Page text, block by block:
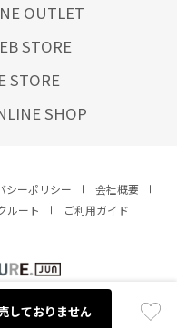
OUTLET
STORE
STORE
SHOP
シーポリシー
会社概要
ルート ご利用ガイド
しておりません